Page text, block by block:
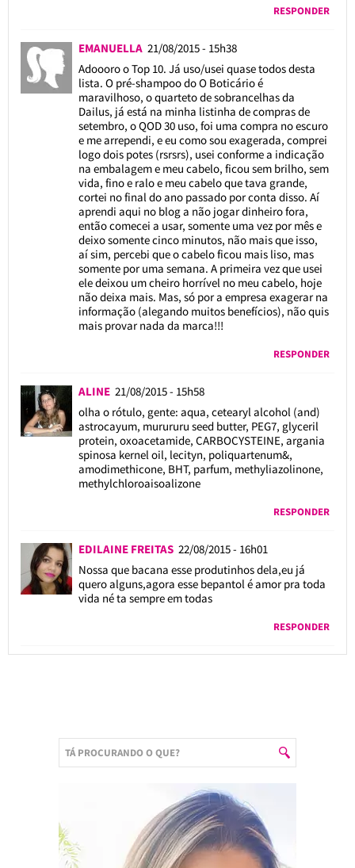
RESPONDER
EMANUELLA 21/08/2015 - 15h38
Adoooro o Top 10. Já uso/usei quase todos desta
lista. O pré-shampoo do O Boticário é
maravilhoso, o quarteto de sobrancelhas da
Dailus, já está na minha listinha de compras de
setembro, o QOD 30 uso, foi uma compra no escuro
e me arrependi, e eu como sou exagerada, comprei
logo dois potes (rsrsrs), usei conforme a indicação
na embalagem e meu cabelo, ficou sem brilho, sem
vida, fino e ralo e meu cabelo que tava grande,
cortei no final do ano passado por conta disso. Aí
aprendi aqui no blog a não jogar dinheiro fora,
então comecei a usar, somente uma vez por mês e
deixo somente cinco minutos, não mais que isso,
aí sim, percebi que o cabelo ficou mais liso, mas
somente por uma semana. A primeira vez que usei
ele deixou um cheiro horrível no meu cabelo, hoje
não deixa mais. Mas, só por a empresa exagerar na
informação (alegando muitos benefícios), não quis
mais provar nada da marca!!!
RESPONDER
ALINE 21/08/2015 - 15h58
olha o rótulo, gente: aqua, cetearyl alcohol (and)
astrocayum, murururu seed butter, PEG7, glyceril
protein, oxoacetamide, CARBOCYSTEINE, argania
spinosa kernel oil, lecityn, poliquartenum&,
amodimethicone, BHT, parfum, methyliazolinone,
methylchloroaisoalizone
RESPONDER
EDILAINE FREITAS 22/08/2015 - 16h01
Nossa que bacana esse produtinhos dela,eu já
quero alguns,agora esse bepantol é amor pra toda
vida né ta sempre em todas
RESPONDER